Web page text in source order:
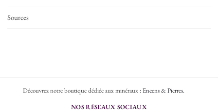
Sources
Découvrez notre boutique dédiée aux minéraux :Encens & Pierres.
NOS RÉSEAUX SOCIAUX